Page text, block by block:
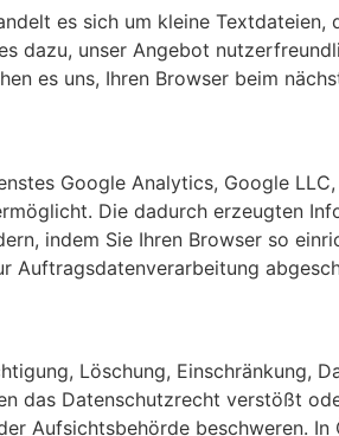
es sich um kleine
dazu, unser Angebot
es uns, Ihren Browser beim
Google Analytics, Google
Die dadurch erzeugten
indem Sie Ihren Browser so
Auftragsdatenverarbeitung
Löschung, Einschränkung,
das Datenschutzrecht verstößt
Aufsichtsbehörde beschweren.